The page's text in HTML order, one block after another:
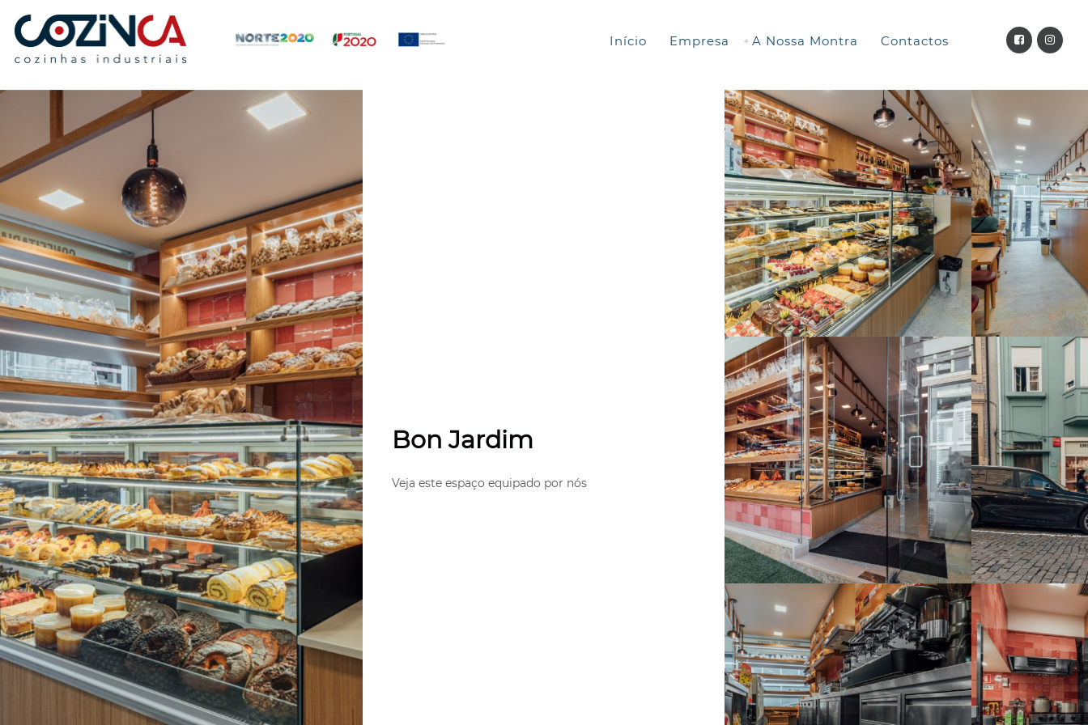
Início Empresa A Nossa Montra Contactos
Bon Jardim
Veja este espaço equipado por nós